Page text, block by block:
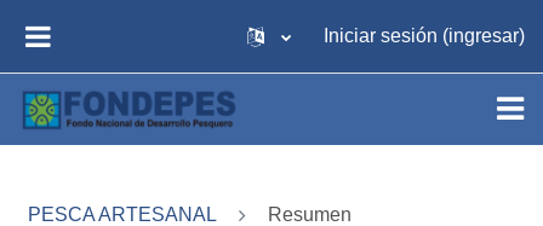
Iniciar sesión (ingresar)
PESCA ARTESANAL Resumen